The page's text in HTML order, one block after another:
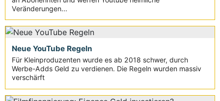
Veränderungen...
Neue YouTube Regeln
Für Kleinproduzenten wurde es ab 2018 schwer, durch
Werbe-Adds Geld zu verdienen. Die Regeln wurden massiv
verschärft